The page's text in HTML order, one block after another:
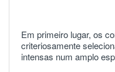
Em primeiro lugar, os
criteriosamente
intensas num amplo